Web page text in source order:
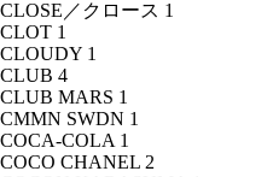
CLOSE／クロース 1
CLOT 1
CLOUDY 1
CLUB 4
CLUB MARS 1
CMMN SWDN 1
COCA-COLA 1
COCO CHANEL 2